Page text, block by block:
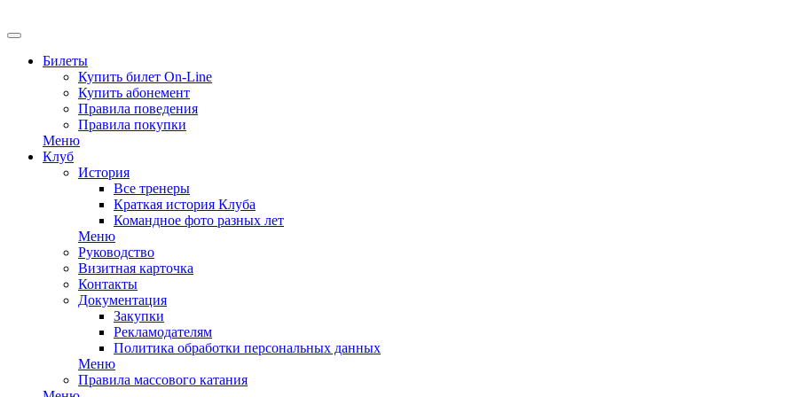
Билеты
Купить билет On-Line
Купить абонемент
Правила поведения
Правила покупки
Меню
Клуб
История
Все тренеры
Краткая история Клуба
Командное фото разных лет
Меню
Руководство
Визитная карточка
Контакты
Документация
Закупки
Рекламодателям
Политика обработки персональных данных
Меню
Правила массового катания